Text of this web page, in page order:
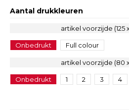
Aantal drukkleuren
artikel voorzijde (125
Onbedrukt Full colour
artikel voorzijde (80
Onbedrukt 1 2 3 4